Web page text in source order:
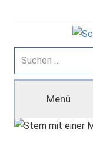
Inhalt
Suchen
nach:
Menü